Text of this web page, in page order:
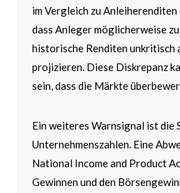
im Vergleich zu
dass Anleger möglicherweise
historische Renditen unkritisch
projizieren. Diese Diskrepanz
sein, dass die Märkte
Ein weiteres Warnsignal ist die
Unternehmenszahlen. Eine
National Income and Product
Gewinnen und den